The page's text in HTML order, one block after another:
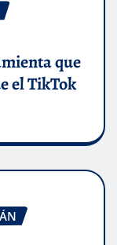
que
el TikTok